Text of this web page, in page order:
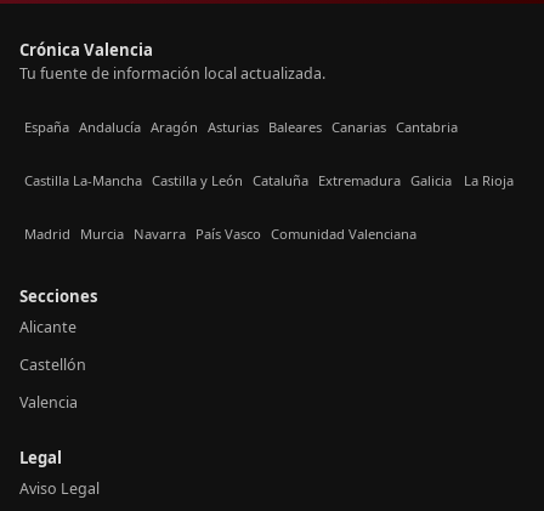
Crónica Valencia
Tu fuente de información local actualizada.
España Andalucía Aragón Asturias Baleares Canarias Cantabria
Castilla La-Mancha Castilla y León Cataluña Extremadura Galicia La Rioja
Madrid Murcia Navarra País Vasco Comunidad Valenciana
Secciones
Alicante
Castellón
Valencia
Legal
Aviso Legal